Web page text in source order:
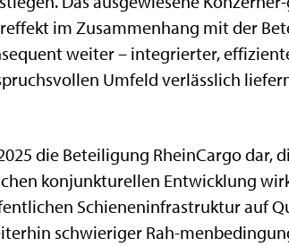
im Zusammenhang mit der
weiter – integrierter,
Umfeld verlässlich
die Beteiligung RheinCargo dar,
konjunkturellen Entwicklung
Schieneninfrastruktur auf
schwieriger Rah-